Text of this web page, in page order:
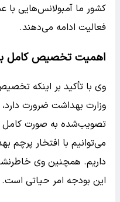
فعالیت ادامه می‌دهند.
اهمیت تخصیص کامل
وی با تأکید بر اینکه
وزارت بهداشت ضرورت
تصویب‌شده به‌ صورت کامل در
می‌توانیم با افتخار پرچم
داریم. همچنین وی
این بودجه امر حیاتی است.